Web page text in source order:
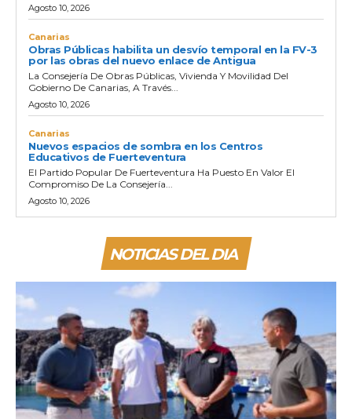
Agosto 10, 2026
Canarias
Obras Públicas habilita un desvío temporal en la FV-3
por las obras del nuevo enlace de Antigua
La Consejería De Obras Públicas, Vivienda Y Movilidad Del
Gobierno De Canarias, A Través...
Agosto 10, 2026
Canarias
Nuevos espacios de sombra en los Centros
Educativos de Fuerteventura
El Partido Popular De Fuerteventura Ha Puesto En Valor El
Compromiso De La Consejería...
Agosto 10, 2026
NOTICIAS DEL DIA